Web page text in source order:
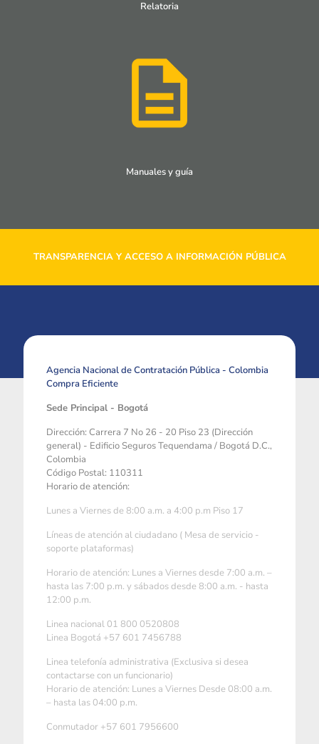
Relatoria
Manuales y guía
TRANSPARENCIA Y ACCESO A INFORMACIÓN PÚBLICA
Agencia Nacional de Contratación Pública - Colombia
Compra Eficiente
Sede Principal - Bogotá
Dirección: Carrera 7 No 26 - 20 Piso 23 (Dirección
general) - Edificio Seguros Tequendama / Bogotá D.C.,
Colombia
Código Postal: 110311
Horario de atención:
Lunes a Viernes de 8:00 a.m. a 4:00 p.m Piso 17
Líneas de atención al ciudadano ( Mesa de servicio -
soporte plataformas)
Horario de atención: Lunes a Viernes desde 7:00 a.m. –
hasta las 7:00 p.m. y sábados desde 8:00 a.m. - hasta
12:00 p.m.
Linea nacional 01 800 0520808
Linea Bogotá +57 601 7456788
Linea telefonía administrativa (Exclusiva si desea
contactarse con un funcionario)
Horario de atención: Lunes a Viernes Desde 08:00 a.m.
– hasta las 04:00 p.m.
Conmutador +57 601 7956600